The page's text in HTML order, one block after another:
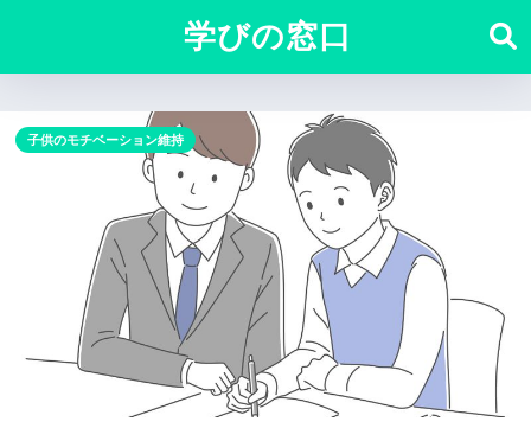
学びの窓口
子供のモチベーション維持